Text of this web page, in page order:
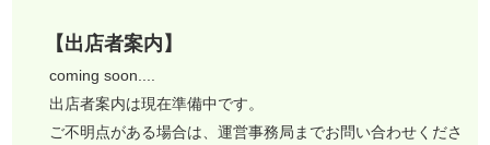
【出店者案内】
coming soon....
出店者案内は現在準備中です。
ご不明点がある場合は、運営事務局までお問い合わせくださ